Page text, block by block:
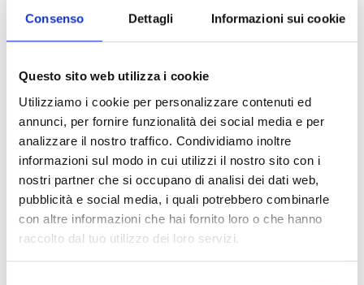
Consenso Dettagli Informazioni sui cookie
Questo sito web utilizza i cookie
Utilizziamo i cookie per personalizzare contenuti ed
annunci, per fornire funzionalità dei social media e per
analizzare il nostro traffico. Condividiamo inoltre
informazioni sul modo in cui utilizzi il nostro sito con i
nostri partner che si occupano di analisi dei dati web,
pubblicità e social media, i quali potrebbero combinarle
con altre informazioni che hai fornito loro o che hanno
raccolto dal tuo utilizzo dei loro servizi.
Air2-QDT600W
Air2-MC200/S
Air2-MC300